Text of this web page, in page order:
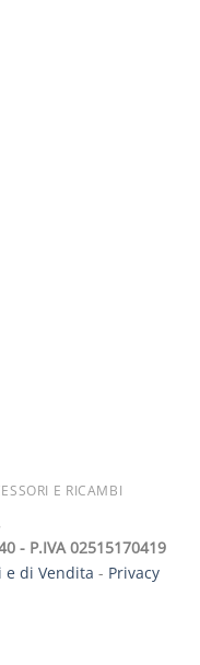
E RICAMBI
- P.IVA 02515170419
e di Vendita - Privacy